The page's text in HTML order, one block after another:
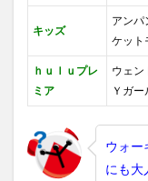
キッズ
アンパ
ケット
ｈｕｌｕプレ
ミア
ウェン
Ｙガ
ウォー
にも大